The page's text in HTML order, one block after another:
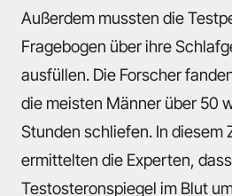
Außerdem mussten die
Fragebogen über ihre
ausfüllen. Die Forscher
die meisten Männer über 50
Stunden schliefen. In diesem
ermittelten die Experten,
Testosteronspiegel im Blut